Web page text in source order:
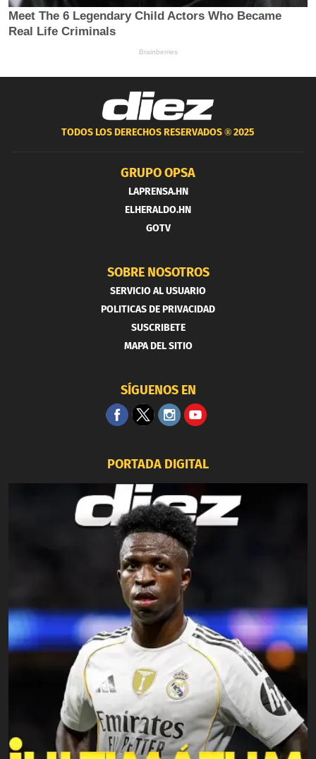
TODOS LOS DERECHOS RESERVADOS ®2025
GRUPO OPSA
LAPRENSA.HN
ELHERALDO.HN
GOTV
SOBRE NOSOTROS
SERVICIO AL USUARIO
POLITICAS DE PRIVACIDAD
SUSCRIBETE
MAPA DEL SITIO
SÍGUENOS EN
PORTADA DIGITAL